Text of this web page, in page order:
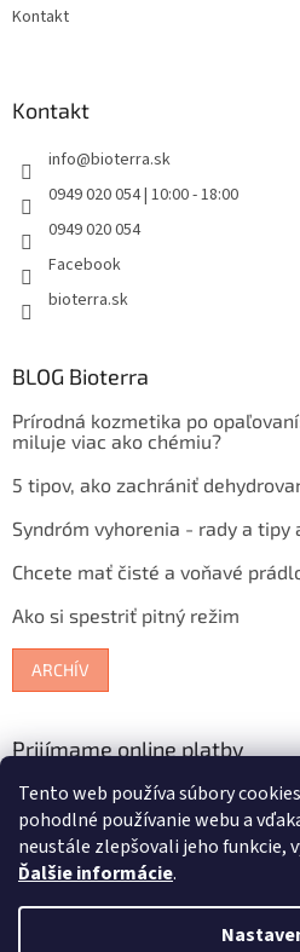
Tento web používa súbory
pohodlné používanie webu a
neustále zlepšovali jeho funkcie,
Ďalšie informácie.
Kontakt
Kontakt
info@bioterra.sk
0949 020 054 | 10:00 - 18:00
0949 020 054
Facebook
bioterra.sk
BLOG Bioterra
Prírodná kozmetika po
miluje viac ako chémiu?
5 tipov, ako zachrániť
Syndróm vyhorenia - rady a tipy
Chcete mať čisté a voňavé
Ako si spestriť pitný režim
ARCHÍV
Prijímame online platby